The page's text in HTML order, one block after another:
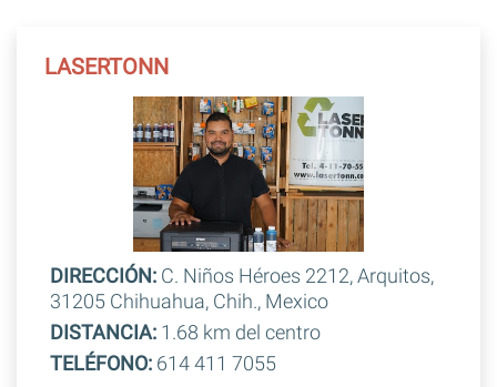
LASERTONN
DIRECCIÓN:C. Niños Héroes 2212, Arquitos,
31205 Chihuahua, Chih., Mexico
DISTANCIA:1.68 km del centro
TELÉFONO:614 411 7055